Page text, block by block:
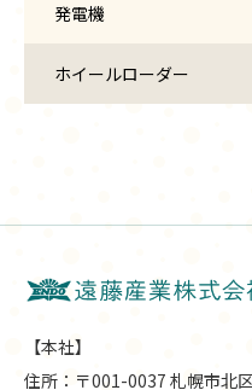
発電機
ホイールローダー
【本社】
住所：〒001-0037 札幌市北